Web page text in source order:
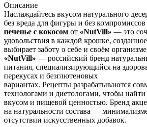
Описание
Наслаждайтесь вкусом натурального
без вреда для фигуры и без компромиссов
печенье с кокосом от «NutVill» — это
удовольствия в каждой крошке,
выбирает заботу о себе и своём
«NutVill» — российский бренд
питания, специализирующийся на
перекусах и безглютеновых
вариантах. Рецепты разрабатываются
технологами и диетологами, чтобы
вкусом и пищевой ценностью. Бренд
на натуральности состава —
отсутствии искусственных добавок.